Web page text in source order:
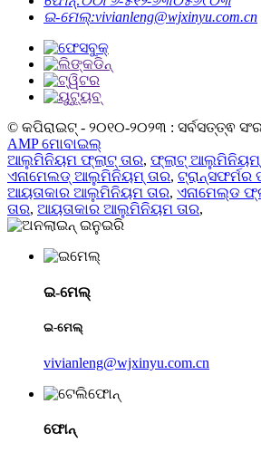
ଇ-ମେଲ୍:vivianleng@wjxinyu.com.cn
© କପିରାଇଟ୍ - ୨୦୧୦-୨୦୨୩ : ସର୍ବସତ୍ତ୍ଵ
AMP ମୋବାଇଲ୍
ଆଲୁମିନିୟମ ଫ୍ଲାଟ୍ ତାର, ଫ୍ଲାଟ୍ ଆଲୁମିନିୟମ୍
ଏନାମେଲଡ୍ ଆଲୁମିନିୟମ୍ ତାର, ଟ୍ରାନ୍ସଫର୍ମର
ଆୟତାକାର ଆଲୁମିନିୟମ ତାର, ଏନାମେଲ୍ଡ
ତାର, ଆୟତାକାର ଆଲୁମିନିୟମ ତାର,
ଇ-ମେଲ୍
ଇ-ମେଲ୍
vivianleng@wjxinyu.com.cn
ଫୋନ୍